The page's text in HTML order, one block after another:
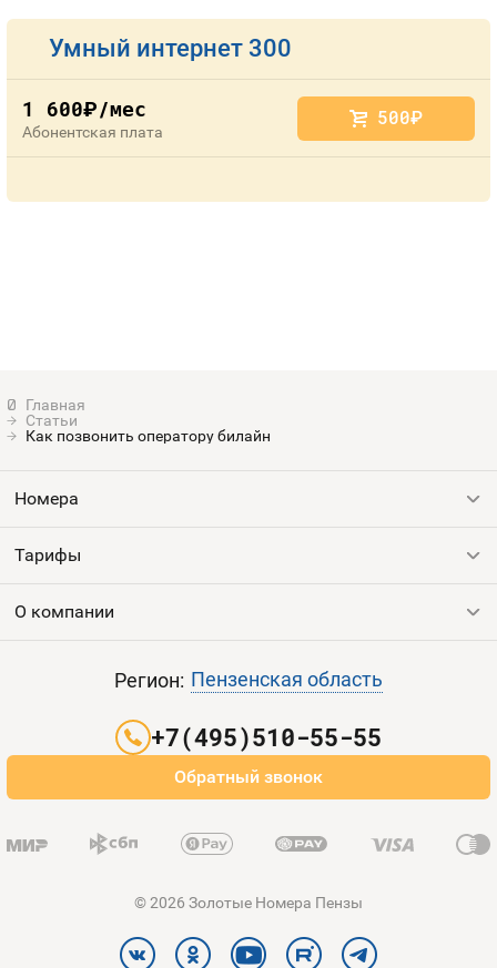
Статьи
Как позвонить оператору билайн
Умный интернет 300
1 600руб./мес
Абонентская плата
500руб.
Номера
Все номера
Тарифы
Выгодные тарифы
О компании
Оплата и доставка
Регион: Пензенская область
+7(495)510-55-55
Обратный звонок
© 2026 Золотые Номера Пензы